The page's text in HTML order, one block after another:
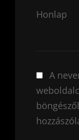
Honlap
A